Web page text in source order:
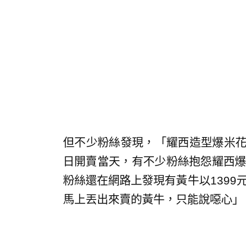
但不少粉絲發現，「耀西造型爆米
日開賣當天，有不少粉絲抱怨耀西
粉絲還在網路上發現有黃牛以1399
馬上丟出來賣的黃牛，只能說噁心」